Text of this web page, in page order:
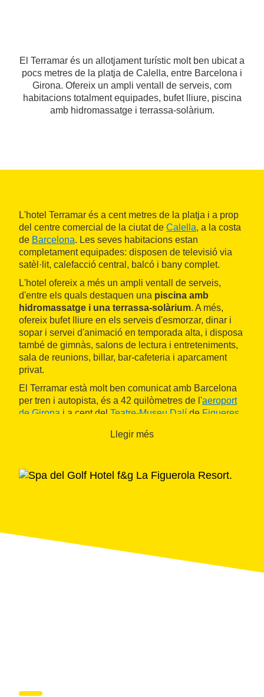
El Terramar és un allotjament turístic molt ben ubicat a
pocs metres de la platja de Calella, entre Barcelona i
Girona. Ofereix un ampli ventall de serveis, com
habitacions totalment equipades, bufet lliure, piscina
amb hidromassatge i terrassa-solàrium.
L'hotel Terramar és a cent metres de la platja i a prop
del centre comercial de la ciutat de Calella, a la costa
de Barcelona. Les seves habitacions estan
completament equipades: disposen de televisió via
satèl·lit, calefacció central, balcó i bany complet.
L'hotel ofereix a més un ampli ventall de serveis,
d'entre els quals destaquen una piscina amb
hidromassatge i una terrassa-solàrium. A més,
ofereix bufet lliure en els serveis d'esmorzar, dinar i
sopar i servei d'animació en temporada alta, i disposa
també de gimnàs, salons de lectura i entreteniments,
sala de reunions, billar, bar-cafeteria i aparcament
privat.
El Terramar està molt ben comunicat amb Barcelona
per tren i autopista, és a 42 quilòmetres de l'aeroport
de Girona i a cent del Teatre-Museu Dalí de Figueres
Llegir més